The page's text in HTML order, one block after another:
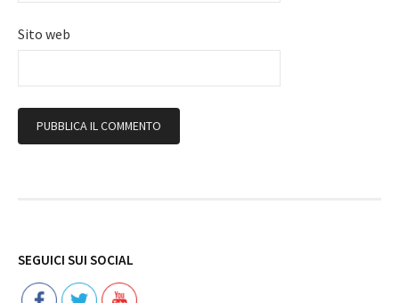
Sito web
SEGUICI SUI SOCIAL